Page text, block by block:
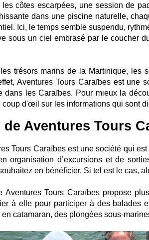
les côtes escarpées, une session de
dans une piscine naturelle,
Ici, le temps semble suspendu,
sous un ciel embrasé par le coucher
trésors marins de la Martinique, les
Aventures Tours Caraïbes est une
dans les Caraïbes. Pour mieux la
coup d'œil sur les informations qui sont
de Aventures Tours
Tours Caraïbes est une société qui
organisation d’excursions et de
en bénéficier. Si tel est le cas,
Aventures Tours Caraïbes propose
à elle pour participer à des balades
en catamaran, des plongées sous-